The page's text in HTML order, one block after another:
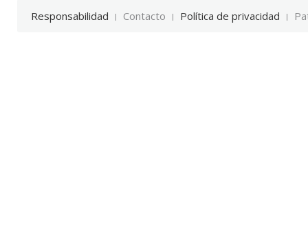
Responsabilidad Contacto Política de privacidad